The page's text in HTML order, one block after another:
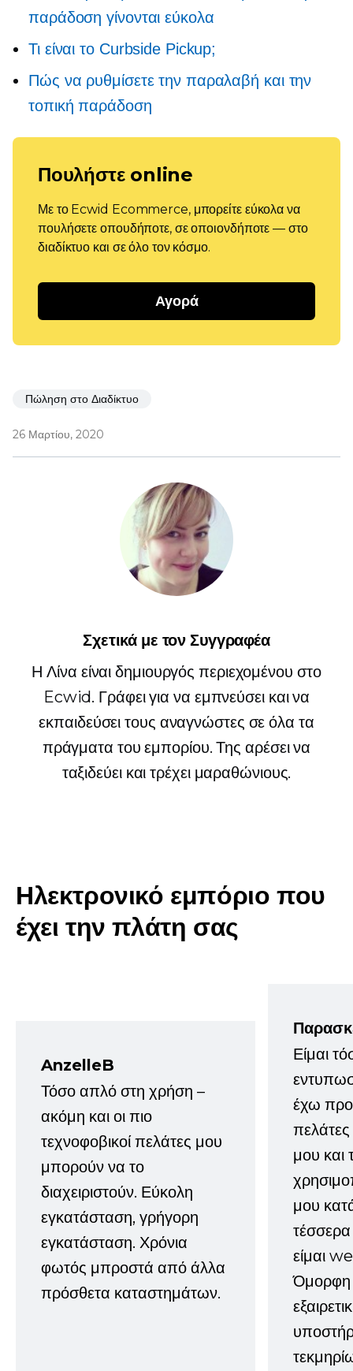
παράδοση γίνονται εύκολα
Τι είναι το Curbside Pickup;
Πώς να ρυθμίσετε την παραλαβή και την
τοπική παράδοση
Πουλήστε online
Με το Ecwid Ecommerce, μπορείτε εύκολα να
πουλήσετε οπουδήποτε, σε οποιονδήποτε — στο
διαδίκτυο και σε όλο τον κόσμο.
Αγορά
Πώληση στο Διαδίκτυο
26 Μαρτίου, 2020
Σχετικά με τον Συγγραφέα
Η Λίνα είναι δημιουργός περιεχομένου στο
Ecwid. Γράφει για να εμπνεύσει και να
εκπαιδεύσει τους αναγνώστες σε όλα τα
πράγματα του εμπορίου. Της αρέσει να
ταξιδεύει και τρέχει μαραθώνιους.
Ηλεκτρονικό εμπόριο που
έχει την πλάτη σας
AnzelleB
Τόσο απλό στη χρήση –
ακόμη και οι πιο
τεχνοφοβικοί πελάτες μου
μπορούν να το
διαχειριστούν. Εύκολη
εγκατάσταση, γρήγορη
εγκατάσταση. Χρόνια
φωτός μπροστά από άλλα
πρόσθετα καταστημάτων.
Είμαι
έχω
μου και
μου
είμαι
Όμορφη